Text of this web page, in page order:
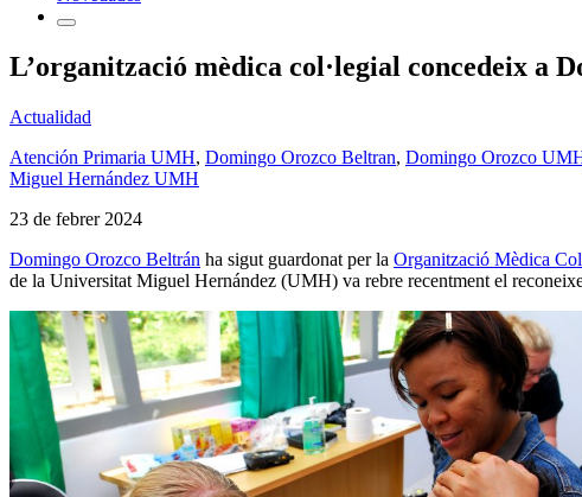
L’organització mèdica col·legial concedeix a
Actualidad
Atención Primaria UMH, Domingo Orozco Beltran, Domingo Orozco
Miguel Hernández UMH
23 de febrer 2024
Domingo Orozco Beltrán ha sigut guardonat per la Organització Mèdica
de la Universitat Miguel Hernández (UMH) va rebre recentment el